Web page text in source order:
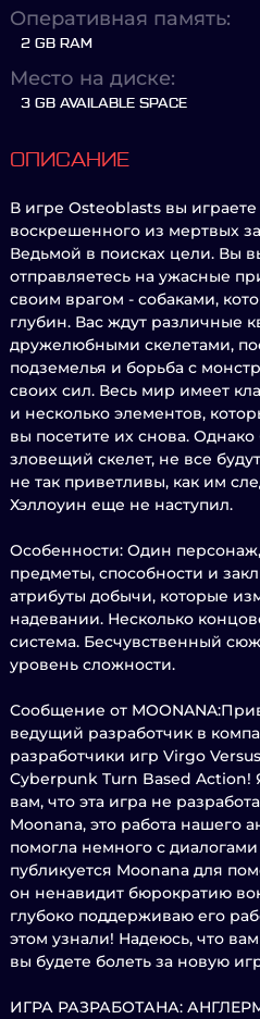
Оперативная память:
2 GB RAM
Место на диске:
3 GB AVAILABLE SPACE
ОПИСАНИЕ
В игре Osteoblasts вы играете
воскрешенного из мертвых
Ведьмой в поисках цели. Вы
отправляетесь на ужасные
своим врагом - собаками,
глубин. Вас ждут различные
дружелюбными скелетами,
подземелья и борьба с
своих сил. Весь мир имеет
и несколько элементов,
вы посетите их снова.
зловещий скелет, не все
не так приветливы, как им
Хэллоуин еще не наступил.
Особенности: Один персонаж,
предметы, способности и
атрибуты добычи, которые
надевании. Несколько
система. Бесчувственный
уровень сложности.
Сообщение от
ведущий разработчик в
разработчики игр Virgo
Cyberpunk Turn Based Action!
вам, что эта игра не
Moonana, это работа нашего
помогла немного с
публикуется Moonana для
он ненавидит бюрократию
глубоко поддерживаю его
этом узнали! Надеюсь, что
вы будете болеть за новую
ИГРА РАЗРАБОТАНА: